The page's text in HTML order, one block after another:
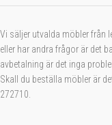
Vi säljer utvalda möbler från
eller har andra frågor är det
avbetalning är det inga
Skall du beställa möbler är
272710.